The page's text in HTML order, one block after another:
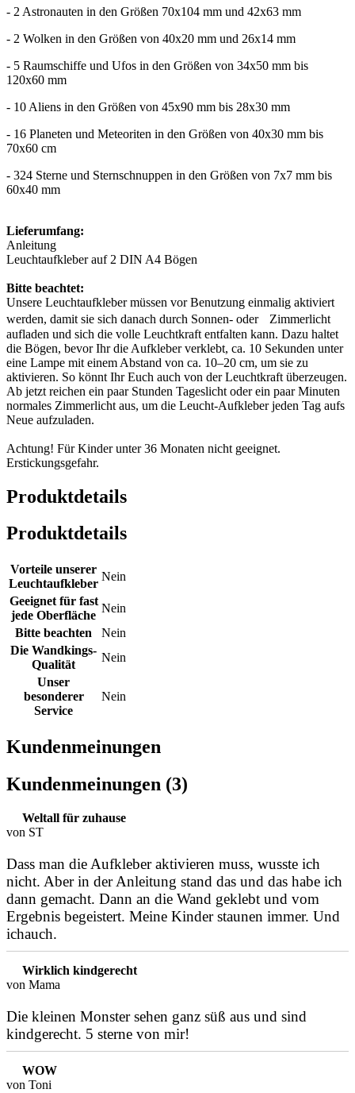
- 2 Astronauten in den Größen 70x104 mm und 42x63 mm
- 2 Wolken in den Größen von 40x20 mm und 26x14 mm
- 5 Raumschiffe und Ufos in den Größen von 34x50 mm bis
120x60 mm
- 10 Aliens in den Größen von 45x90 mm bis 28x30 mm
- 16 Planeten und Meteoriten in den Größen von 40x30 mm bis
70x60 cm
- 324 Sterne und Sternschnuppen in den Größen von 7x7 mm bis
60x40 mm
Lieferumfang:
Anleitung
Leuchtaufkleber auf 2 DIN A4 Bögen
Bitte beachtet:
Unsere Leuchtaufkleber müssen vor Benutzung einmalig aktiviert
werden, damit sie sich danach durch Sonnen- oder Zimmerlicht
aufladen und sich die volle Leuchtkraft entfalten kann. Dazu haltet
die Bögen, bevor Ihr die Aufkleber verklebt, ca. 10 Sekunden unter
eine Lampe mit einem Abstand von ca. 10–20 cm, um sie zu
aktivieren. So könnt Ihr Euch auch von der Leuchtkraft überzeugen.
Ab jetzt reichen ein paar Stunden Tageslicht oder ein paar Minuten
normales Zimmerlicht aus, um die Leucht-Aufkleber jeden Tag aufs
Neue aufzuladen.
Achtung! Für Kinder unter 36 Monaten nicht geeignet.
Erstickungsgefahr.
Produktdetails
Produktdetails
Vorteile unserer
Leuchtaufkleber
Nein
Geeignet für fast
jede Oberfläche
Nein
Bitte beachten
Nein
Die Wandkings-
Qualität
Nein
Unser
besonderer
Service
Nein
Kundenmeinungen
Kundenmeinungen (3)
Weltall für zuhause
von ST
Dass man die Aufkleber aktivieren muss, wusste ich
nicht. Aber in der Anleitung stand das und das habe ich
dann gemacht. Dann an die Wand geklebt und vom
Ergebnis begeistert. Meine Kinder staunen immer. Und
ichauch.
Wirklich kindgerecht
von Mama
Die kleinen Monster sehen ganz süß aus und sind
kindgerecht. 5 sterne von mir!
WOW
von Toni